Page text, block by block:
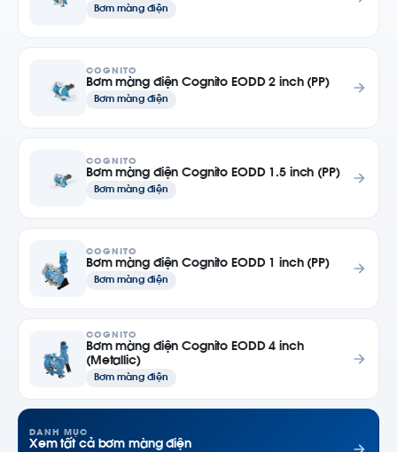
Bơm màng điện
COGNITO
Bơm màng điện Cognito EODD 2 inch (PP)
Bơm màng điện
COGNITO
Bơm màng điện Cognito EODD 1.5 inch (PP)
Bơm màng điện
COGNITO
Bơm màng điện Cognito EODD 1 inch (PP)
Bơm màng điện
COGNITO
Bơm màng điện Cognito EODD 4 inch
(Metallic)
Bơm màng điện
DANH MỤC
Xem tất cả bơm màng điện